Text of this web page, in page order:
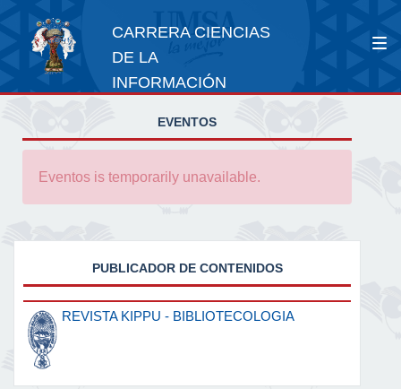
CARRERA CIENCIAS
DE LA
INFORMACIÓN
EVENTOS
Eventos is temporarily unavailable.
PUBLICADOR DE CONTENIDOS
REVISTA KIPPU - BIBLIOTECOLOGIA